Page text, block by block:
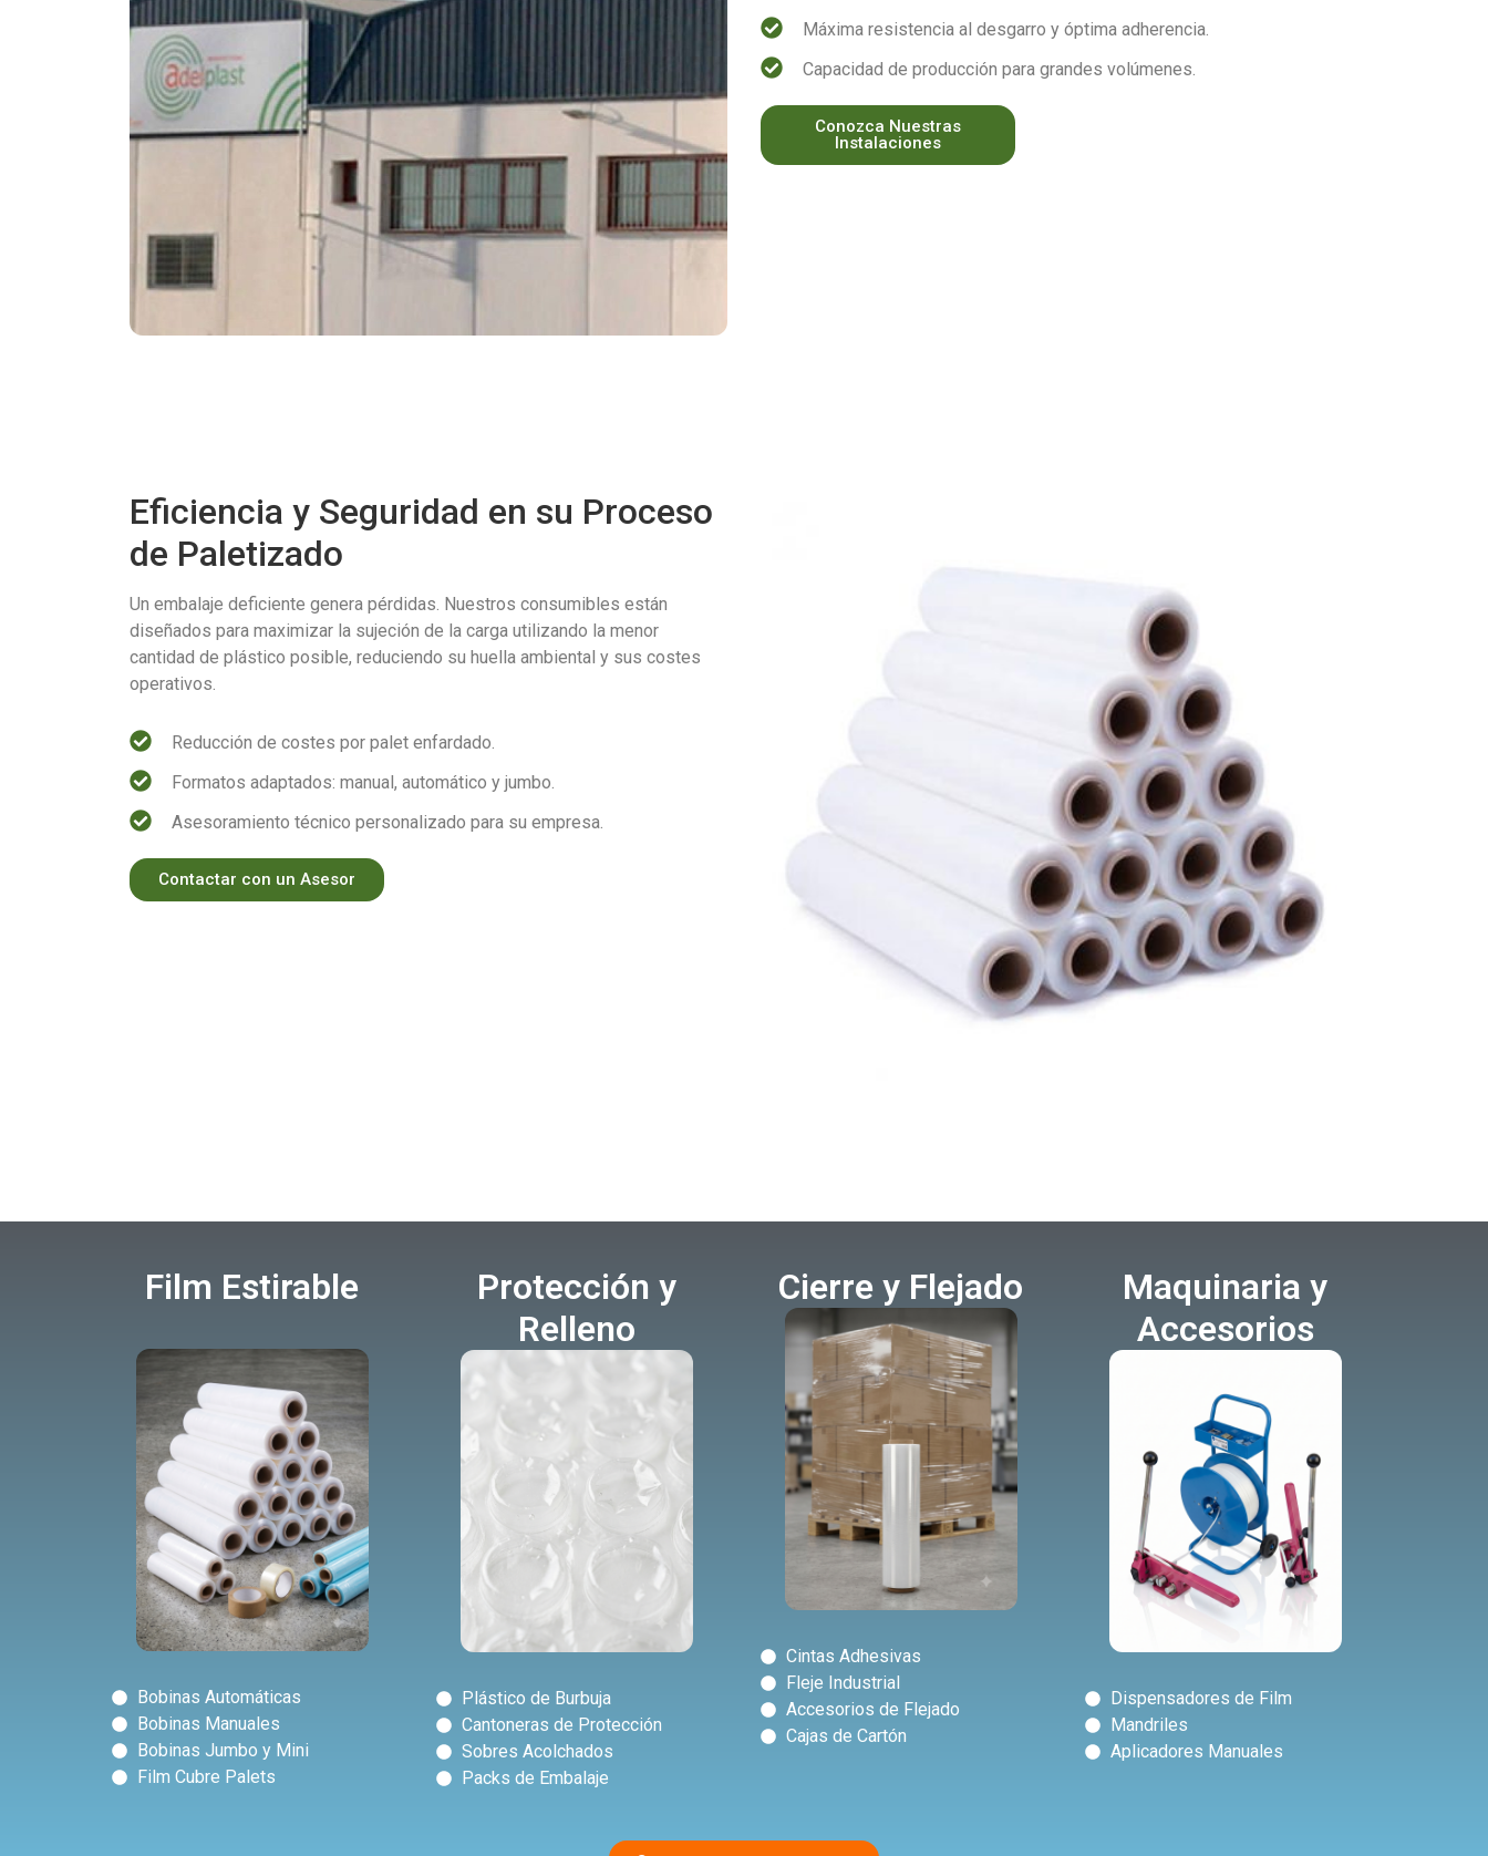
Máxima resistencia al desgarro y óptima adherencia.
Capacidad de producción para grandes volúmenes.
Conozca Nuestras
Instalaciones
Eficiencia y Seguridad en su Proceso
de Paletizado
Un embalaje deficiente genera pérdidas. Nuestros consumibles están
diseñados para maximizar la sujeción de la carga utilizando la menor
cantidad de plástico posible, reduciendo su huella ambiental y sus costes
operativos.
Reducción de costes por palet enfardado.
Formatos adaptados: manual, automático y jumbo.
Asesoramiento técnico personalizado para su empresa.
Contactar con un Asesor
Film Estirable
Bobinas Automáticas
Bobinas Manuales
Bobinas Jumbo y Mini
Film Cubre Palets
Protección y
Relleno
Plástico de Burbuja
Cantoneras de Protección
Sobres Acolchados
Packs de Embalaje
Cierre y Flejado
Cintas Adhesivas
Fleje Industrial
Accesorios de Flejado
Cajas de Cartón
Maquinaria y
Accesorios
Dispensadores de Film
Mandriles
Aplicadores Manuales